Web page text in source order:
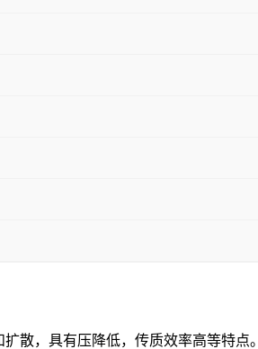
散，具有压降低，传质效率高等特点。